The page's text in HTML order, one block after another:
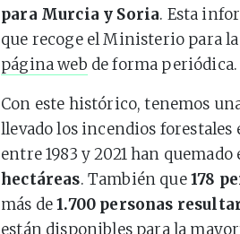
para Murcia y Soria. Esta
que recoge el Ministerio para
página web de forma periódica.
Con este histórico, tenemos
llevado los incendios forestales
entre 1983 y 2021 han
hectáreas. También que178
más de1.700 personas
están disponibles para la